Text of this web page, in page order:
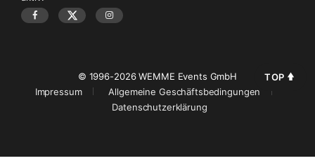
© 1996-2026 WEMME Events GmbH
Impressum
Allgemeine Geschäftsbedingungen
Datenschutzerklärung
TOP